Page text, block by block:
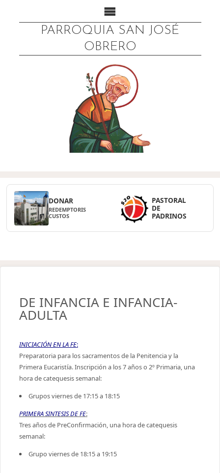
PARROQUIA SAN JOSÉ
OBRERO
DONAR
REDEMPTORIS
CUSTOS
PASTORAL
DE
PADRINOS
DE INFANCIA E INFANCIA-
ADULTA
INICIACIÓN EN LA FE:
Preparatoria para los sacramentos de la Penitencia y la
Primera Eucaristía. Inscripción a los 7 años o 2º Primaria, una
hora de catequesis semanal:
Grupos viernes de 17:15 a 18:15
PRIMERA SINTESIS DE FE:
Tres años de PreConfirmación, una hora de catequesis
semanal:
Grupo viernes de 18:15 a 19:15